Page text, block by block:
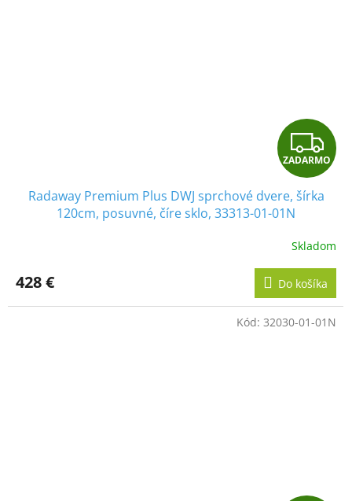
Z
A
D
A
R
M
ZADARMO
Radaway Premium Plus DWJ sprchové dvere, šírka
120cm, posuvné, číre sklo, 33313-01-01N
Skladom
428 € Do košíka
Kód: 32030-01-01N